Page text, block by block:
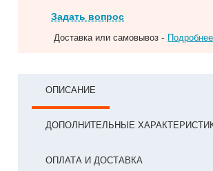
Задать вопрос
Доставка или самовывоз - Подробнее
ОПИСАНИЕ
ДОПОЛНИТЕЛЬНЫЕ
ОПЛАТА И ДОСТАВКА